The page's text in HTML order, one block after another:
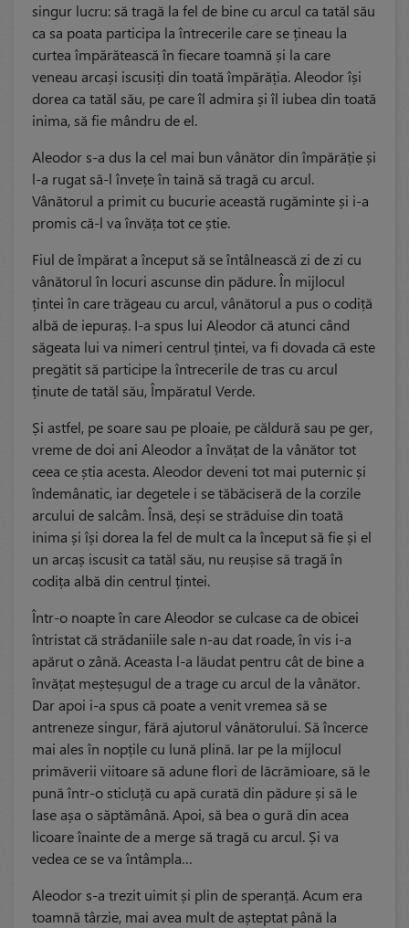
singur lucru: să tragă la fel de bine cu arcul ca tatăl său
ca sa poata participa la întrecerile care se țineau la
curtea împărătească în fiecare toamnă și la care
veneau arcași iscusiți din toată împărăția. Aleodor își
dorea ca tatăl său, pe care îl admira și îl iubea din toată
inima, să fie mândru de el.
Aleodor s-a dus la cel mai bun vânător din împărăție și
l-a rugat să-l învețe în taină să tragă cu arcul.
Vânătorul a primit cu bucurie această rugăminte și i-a
promis că-l va învăța tot ce știe.
Fiul de împărat a început să se întâlnească zi de zi cu
vânătorul în locuri ascunse din pădure. În mijlocul
țintei în care trăgeau cu arcul, vânătorul a pus o codiță
albă de iepuraș. I-a spus lui Aleodor că atunci când
săgeata lui va nimeri centrul țintei, va fi dovada că este
pregătit să participe la întrecerile de tras cu arcul
ținute de tatăl său, Împăratul Verde.
Și astfel, pe soare sau pe ploaie, pe căldură sau pe ger,
vreme de doi ani Aleodor a învățat de la vânător tot
ceea ce știa acesta. Aleodor deveni tot mai puternic și
îndemânatic, iar degetele i se tăbăciseră de la corzile
arcului de salcâm. Însă, deși se străduise din toată
inima și își dorea la fel de mult ca la început să fie și el
un arcaș iscusit ca tatăl său, nu reușise să tragă în
codița albă din centrul țintei.
Într-o noapte în care Aleodor se culcase ca de obicei
întristat că strădaniile sale n-au dat roade, în vis i-a
apărut o zână. Aceasta l-a lăudat pentru cât de bine a
învățat meșteșugul de a trage cu arcul de la vânător.
Dar apoi i-a spus că poate a venit vremea să se
antreneze singur, fără ajutorul vânătorului. Să încerce
mai ales în nopțile cu lună plină. Iar pe la mijlocul
primăverii viitoare să adune flori de lăcrămioare, să le
pună într-o sticluță cu apă curată din pădure și să le
lase așa o săptămână. Apoi, să bea o gură din acea
licoare înainte de a merge să tragă cu arcul. Și va
vedea ce se va întâmpla…
Aleodor s-a trezit uimit și plin de speranță. Acum era
toamnă târzie, mai avea mult de așteptat până la